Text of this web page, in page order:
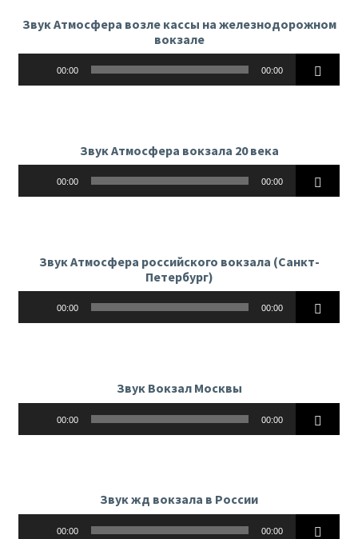
Звук Атмосфера возле кассы на железнодорожном
вокзале
00:00 00:00
Звук Атмосфера вокзала 20 века
00:00 00:00
Звук Атмосфера российского вокзала (Санкт-
Петербург)
00:00 00:00
Звук Вокзал Москвы
00:00 00:00
Звук жд вокзала в России
00:00 00:00